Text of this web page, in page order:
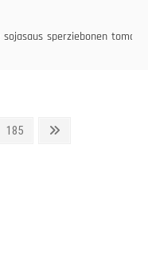
sojasaus sperziebonen
Pagina
185
Volgende